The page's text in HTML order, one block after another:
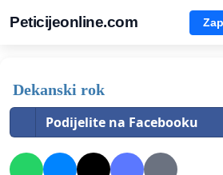
Peticijeonline.com
Dekanski rok
Podijelite na Facebooku